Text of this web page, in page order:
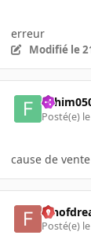
erreur
Modifié le
Posté(e)
cause de vente
Posté(e)